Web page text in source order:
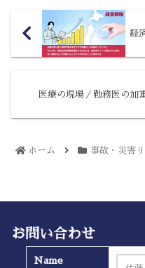
経
医療の現場／勤務医の加
ホーム 事故・災害
お問い合わせ
Name